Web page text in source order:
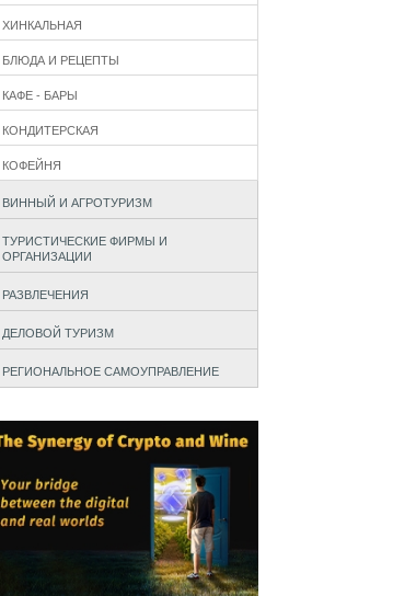
ХИНКАЛЬНАЯ
БЛЮДА И РЕЦЕПТЫ
КАФЕ - БАРЫ
КОНДИТЕРСКАЯ
КОФЕЙНЯ
ВИННЫЙ И АГРОТУРИЗМ
ТУРИСТИЧЕСКИЕ ФИРМЫ И
ОРГАНИЗАЦИИ
РАЗВЛЕЧЕНИЯ
ДЕЛОВОЙ ТУРИЗМ
РЕГИОНАЛЬНОЕ САМОУПРАВЛЕНИЕ